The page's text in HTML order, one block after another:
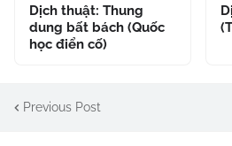
Dịch thuật: Thung
dung bất bách (Quốc
học điển cố)
Previous Post